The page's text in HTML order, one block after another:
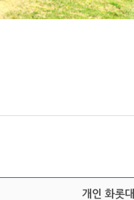
개인 화롯대